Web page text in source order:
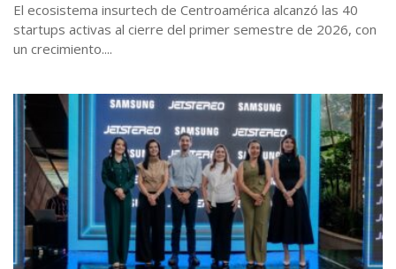
El ecosistema insurtech de Centroamérica alcanzó las 40
startups activas al cierre del primer semestre de 2026, con
un crecimiento....